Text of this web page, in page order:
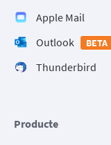
Apple Mail
Outlook
BETA
Thunderbird
Producte